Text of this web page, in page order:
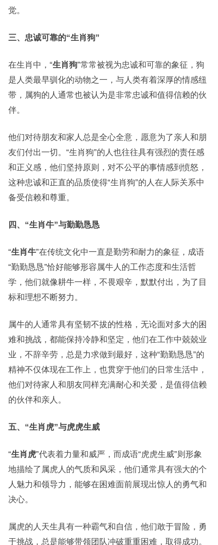
觉。
三、忠诚可靠的“生肖狗”
在生肖中，“生肖狗”常常被视为忠诚和可靠的象征，狗
是人类最早驯化的动物之一，与人类有着深厚的情感纽
带，属狗的人通常也被认为是非常忠诚和值得信赖的伙
伴。
他们对待朋友和家人总是全心全意，愿意为了亲人和朋
友们付出一切。“生肖狗”的人也往往具有强烈的责任感
和正义感，他们坚持原则，对不公平的事情感到愤怒，
这种忠诚和正直的品质使得“生肖狗”的人在人际关系中
备受信赖和尊重。
四、“生肖牛”与勤勤恳恳
“生肖牛”在传统文化中一直是勤劳和耐力的象征，成语
“勤勤恳恳”恰好能够形容属牛人的工作态度和生活哲
学，他们就像耕牛一样，不畏艰辛，默默付出，为了目
标和理想不断努力。
属牛的人通常具有坚韧不拔的性格，无论面对多大的困
难和挑战，都能保持冷静和坚定，他们在工作中兢兢业
业，不辞辛劳，总是力求做到最好，这种“勤勤恳恳”的
精神不仅体现在工作上，也贯穿于他们的日常生活中，
他们对待家人和朋友同样充满耐心和关爱，是值得信赖
的伙伴和亲人。
五、“生肖虎”与虎虎生威
“生肖虎”代表着力量和威严，而成语“虎虎生威”则形象
地描绘了属虎人的气质和风采，他们通常具有强大的个
人魅力和领导力，能够在困难面前展现出惊人的勇气和
决心。
属虎的人天生具有一种霸气和自信，他们敢于冒险，勇
于挑战，总是能够带领团队冲破重重困难，取得成功。